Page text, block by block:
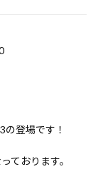
登場です！
ております。